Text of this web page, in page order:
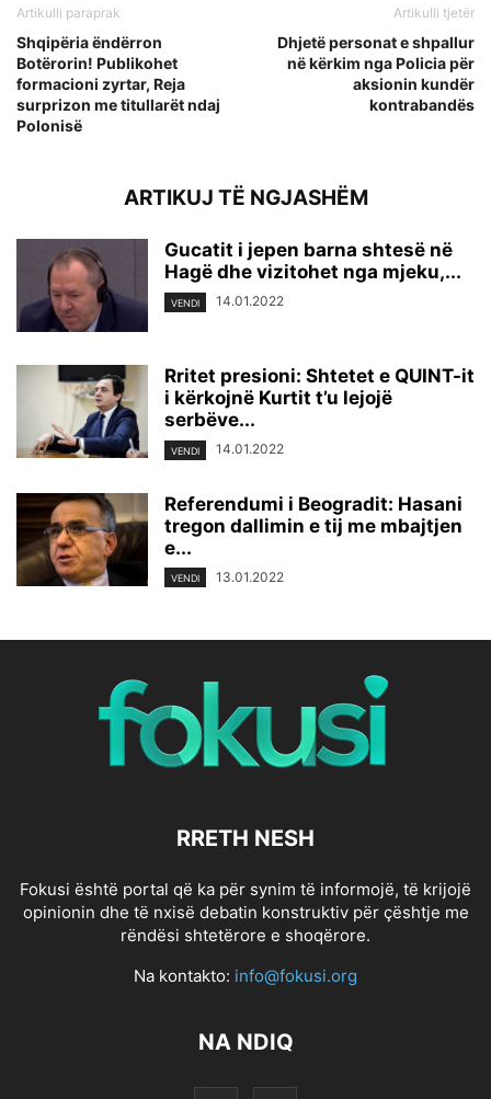
Artikulli paraprak
Shqipëria ëndërron
Botërorin! Publikohet
formacioni zyrtar, Reja
surprizon me titullarët ndaj
Polonisë
Artikulli tjetër
Dhjetë personat e shpallur
në kërkim nga Policia për
aksionin kundër
kontrabandës
ARTIKUJ TË NGJASHËM
Gucatit i jepen barna shtesë në
Hagë dhe vizitohet nga mjeku,...
VENDI 14.01.2022
Rritet presioni: Shtetet e QUINT-it
i kërkojnë Kurtit t’u lejojë
serbëve...
VENDI 14.01.2022
Referendumi i Beogradit: Hasani
tregon dallimin e tij me mbajtjen
e...
VENDI 13.01.2022
RRETH NESH
Fokusi është portal që ka për synim të informojë, të krijojë
opinionin dhe të nxisë debatin konstruktiv për çështje me
rëndësi shtetërore e shoqërore.
Na kontakto: info@fokusi.org
NA NDIQ